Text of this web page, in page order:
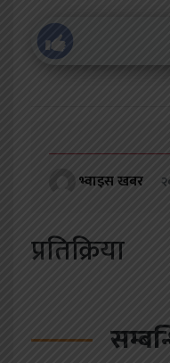
भ्वाइस खबर
प्रतिक्रिया